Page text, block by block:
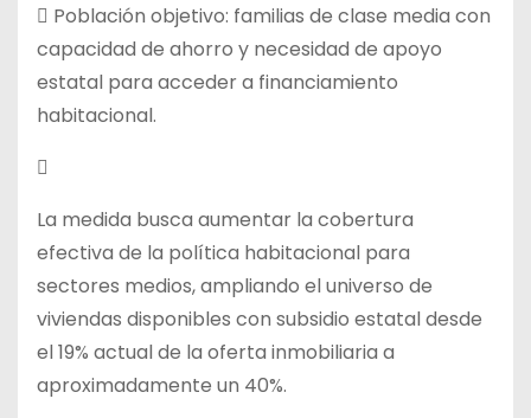
 Población objetivo: familias de clase media con
capacidad de ahorro y necesidad de apoyo
estatal para acceder a financiamiento
habitacional.

La medida busca aumentar la cobertura
efectiva de la política habitacional para
sectores medios, ampliando el universo de
viviendas disponibles con subsidio estatal desde
el 19% actual de la oferta inmobiliaria a
aproximadamente un 40%.